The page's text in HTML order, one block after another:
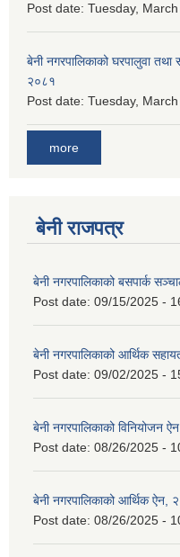
Post date: Tuesday,
बेनी नगरपालिकाको घरपालुवा तथा
२०८१
Post date: Tuesday,
more
बेनी राजपत्र
बेनी नगरपालिकाको बसपार्क
Post date: 09/15/2025 -
बेनी नगरपालिकाको आर्थिक
Post date: 09/02/2025 -
बेनी नगरपालिकाको विनियोजन
Post date: 08/26/2025 -
बेनी नगरपालिकाको आर्थिक ऐन,
Post date: 08/26/2025 -